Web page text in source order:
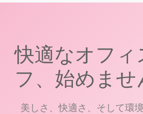
快適なオフィ
フ、始めませ
美しさ、快適さ、そして環